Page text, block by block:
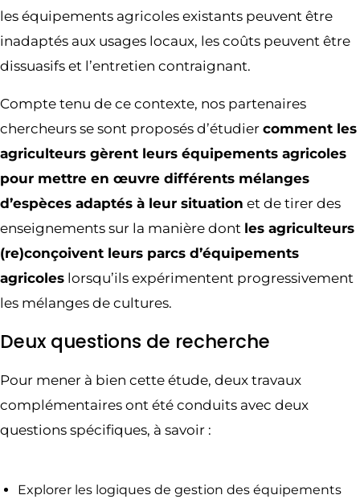
les équipements agricoles existants peuvent être
inadaptés aux usages locaux, les coûts peuvent être
dissuasifs et l’entretien contraignant.
Compte tenu de ce contexte, nos partenaires
chercheurs se sont proposés d’étudier comment les
agriculteurs gèrent leurs équipements agricoles
pour mettre en œuvre différents mélanges
d’espèces adaptés à leur situation et de tirer des
enseignements sur la manière dont les agriculteurs
(re)conçoivent leurs parcs d’équipements
agricoles lorsqu’ils expérimentent progressivement
les mélanges de cultures.
Deux questions de recherche
Pour mener à bien cette étude, deux travaux
complémentaires ont été conduits avec deux
questions spécifiques, à savoir :
Explorer les logiques de gestion des équipements